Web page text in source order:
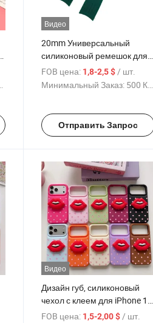
Видео
20mm Универсальный
силиконовый ремешок для
часов с быстрой заменой,
изогнутый конец для
продажа с индивидуальным
логотипом
FOB цена: 1,8-2,5 $ / шт.
Минимальный Заказ: 500 Куски
Отправить Запрос
Видео
Дизайн губ, силиконовый
чехол с клеем для iPhone 17
PRO Max, милый 3D чехол
FOB цена: 1,5-2,00 $/ шт.